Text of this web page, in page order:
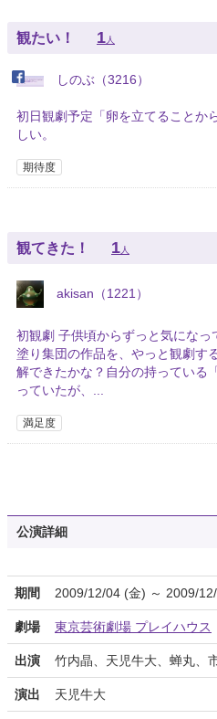
観たい！ 1人
しのぶ（3216）
初日観劇予定「卵を立てること
しい。
期待度
観てきた！ 1 人
akisan（1221）
初観劇 子供頃からずっと気になっ
塗り集団の作品を、やっと観劇す
解できたかな？自分の持っている
っていたが、...
満足度
公演詳細
期間 2009/12/04 (金) ～ 2009/
劇場 東京芸術劇場 プレイハウス
出演 竹内晶、天児牛大、蝉丸、
演出 天児牛大